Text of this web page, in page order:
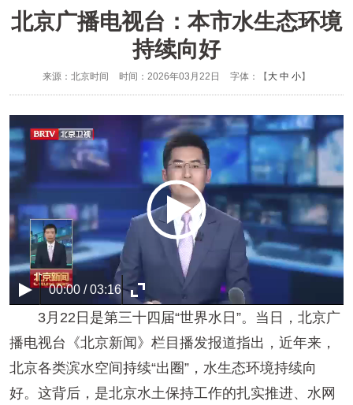
北京广播电视台：本市水生态环境
持续向好
来源：北京时间 时间：2026年03月22日 字体：【 大 中 小】
00:00 / 03:16
3月22日是第三十四届“世界水日”。当日，北京广
播电视台《北京新闻》栏目播发报道指出，近年来，
北京各类滨水空间持续“出圈”，水生态环境持续向
好。这背后，是北京水土保持工作的扎实推进、水网